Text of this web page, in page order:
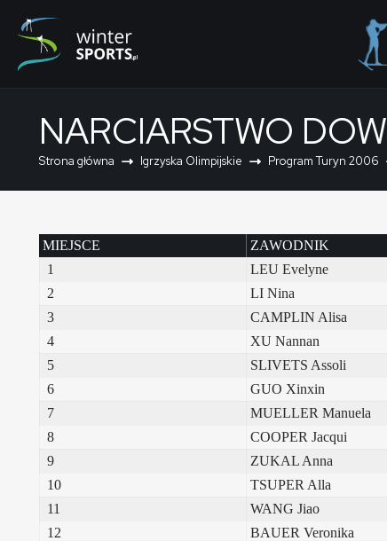
NARCIARSTWO
Strona główna Igrzyska Olimpijskie Program Turyn 2006
MIEJSCE ZAWODNIK
1
LEU Evelyne
2
LI Nina
3
CAMPLIN Alisa
4
XU Nannan
5
SLIVETS Assoli
6
GUO Xinxin
7
MUELLER Manuela
8
COOPER Jacqui
9
ZUKAL Anna
10
TSUPER Alla
11
WANG Jiao
12
BAUER Veronika